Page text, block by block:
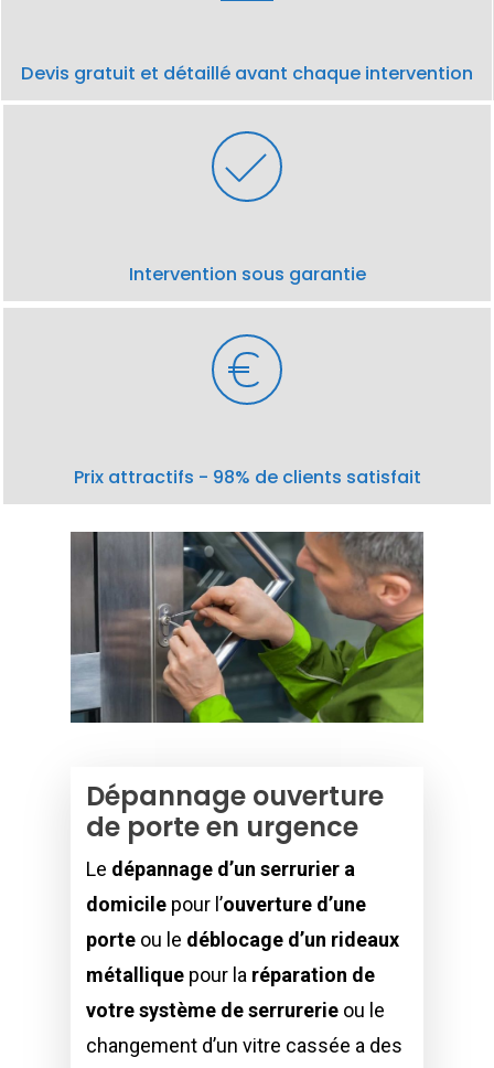
Devis gratuit et détaillé avant chaque intervention
Intervention sous garantie
Prix attractifs - 98% de clients satisfait
Dépannage ouverture
de porte en urgence
Le dépannage d’un serrurier a
domicilepour l’ouverture d’une
porteou le déblocage d’un rideaux
métalliquepour la réparation de
votre système de serrurerieou le
changement d’un vitre cassée a des